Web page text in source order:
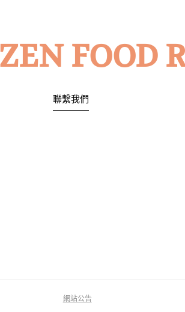
FOOD
聯繫我們
網站公告